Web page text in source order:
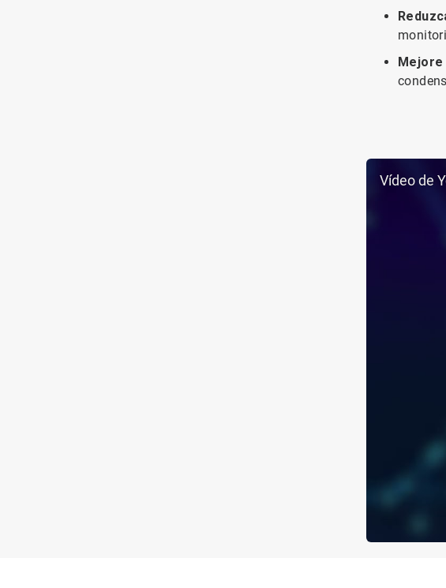
Mejore
Vídeo de